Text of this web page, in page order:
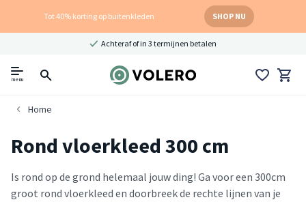
Tot 40% korting op buitenkleden SHOP NU
Achteraf of in 3 termijnen betalen
menu
Home
Rond vloerkleed 300 cm
Is rond op de grond helemaal jouw ding! Ga voor een 300cm
groot rond vloerkleed en doorbreek de rechte lijnen van je